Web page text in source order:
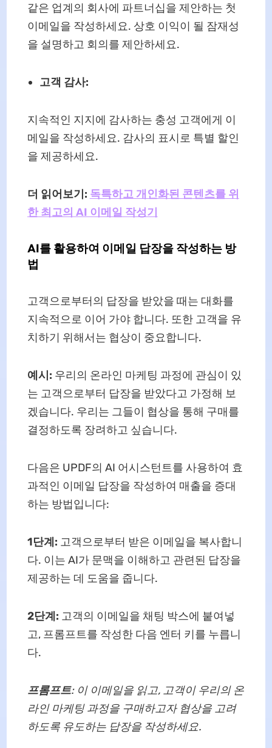
같은 업계의 회사에 파트너십을 제안하는 첫
이메일을 작성하세요. 상호 이익이 될 잠재성
을 설명하고 회의를 제안하세요.
고객 감사:
지속적인 지지에 감사하는 충성 고객에게 이
메일을 작성하세요. 감사의 표시로 특별 할인
을 제공하세요.
더 읽어보기: 독특하고 개인화된 콘텐츠를 위
한 최고의 AI 이메일 작성기
AI를 활용하여 이메일 답장을 작성하는 방
법
고객으로부터의 답장을 받았을 때는 대화를
지속적으로 이어 가야 합니다. 또한 고객을 유
치하기 위해서는 협상이 중요합니다.
예시: 우리의 온라인 마케팅 과정에 관심이 있
는 고객으로부터 답장을 받았다고 가정해 보
겠습니다. 우리는 그들이 협상을 통해 구매를
결정하도록 장려하고 싶습니다.
다음은 UPDF의 AI 어시스턴트를 사용하여 효
과적인 이메일 답장을 작성하여 매출을 증대
하는 방법입니다:
1단계: 고객으로부터 받은 이메일을 복사합니
다. 이는 AI가 문맥을 이해하고 관련된 답장을
제공하는 데 도움을 줍니다.
2단계: 고객의 이메일을 채팅 박스에 붙여넣
고, 프롬프트를 작성한 다음 엔터 키를 누릅니
다.
프롬프트: 이 이메일을 읽고, 고객이 우리의 온
라인 마케팅 과정을 구매하고자 협상을 고려
하도록 유도하는 답장을 작성하세요.